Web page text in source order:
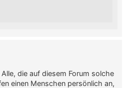
die auf diesem Forum solche
einen Menschen persönlich an,